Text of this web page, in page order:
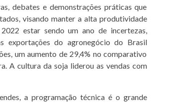
debates e demonstrações práticas que
visando manter a alta produtividade
estar sendo um ano de incertezas,
exportações do agronegócio do Brasil
um aumento de 29,4% no comparativo
A cultura da soja liderou as vendas com
a programação técnica é o grande